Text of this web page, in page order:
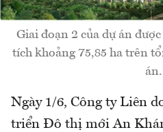
Giai đoạn 2 của dự án
tích khoảng 75,85 ha trên
án.
Ngày 1/6, Công ty Liên
triển Đô thị mới An